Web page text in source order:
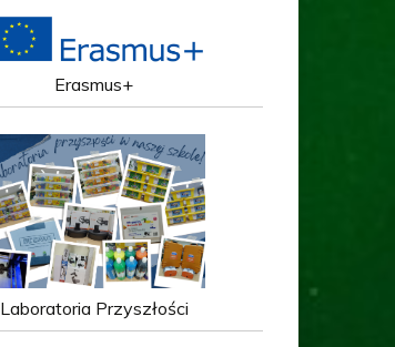
Erasmus+
Laboratoria Przyszłości